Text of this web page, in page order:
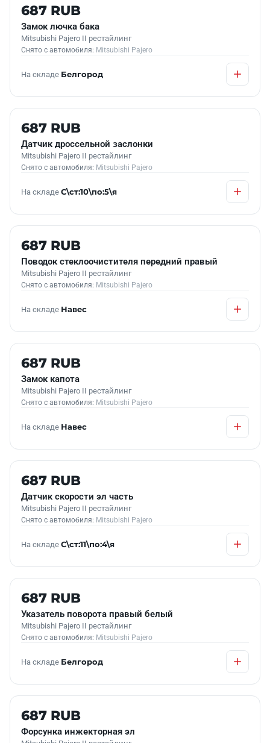
Б/У В НАЛИЧИИ
687 RUB
Замок лючка бака
Mitsubishi Pajero II рестайлинг
Снято с автомобиля: Mitsubishi Pajero
На складе Белгород
Б/У В НАЛИЧИИ
687 RUB
Датчик дроссельной заслонки
Mitsubishi Pajero II рестайлинг
Снято с автомобиля: Mitsubishi Pajero
На складе С\ст:10\по:5\я
Б/У В НАЛИЧИИ
687 RUB
Поводок стеклоочистителя передний правый
Mitsubishi Pajero II рестайлинг
Снято с автомобиля: Mitsubishi Pajero
На складе Навес
Б/У В НАЛИЧИИ
687 RUB
Замок капота
Mitsubishi Pajero II рестайлинг
Снято с автомобиля: Mitsubishi Pajero
На складе Навес
Б/У В НАЛИЧИИ
687 RUB
Датчик скорости эл часть
Mitsubishi Pajero II рестайлинг
Снято с автомобиля: Mitsubishi Pajero
На складе С\ст:11\по:4\я
Б/У В НАЛИЧИИ
687 RUB
Указатель поворота правый белый
Mitsubishi Pajero II рестайлинг
Снято с автомобиля: Mitsubishi Pajero
На складе Белгород
Б/У В НАЛИЧИИ
687 RUB
Форсунка инжекторная эл